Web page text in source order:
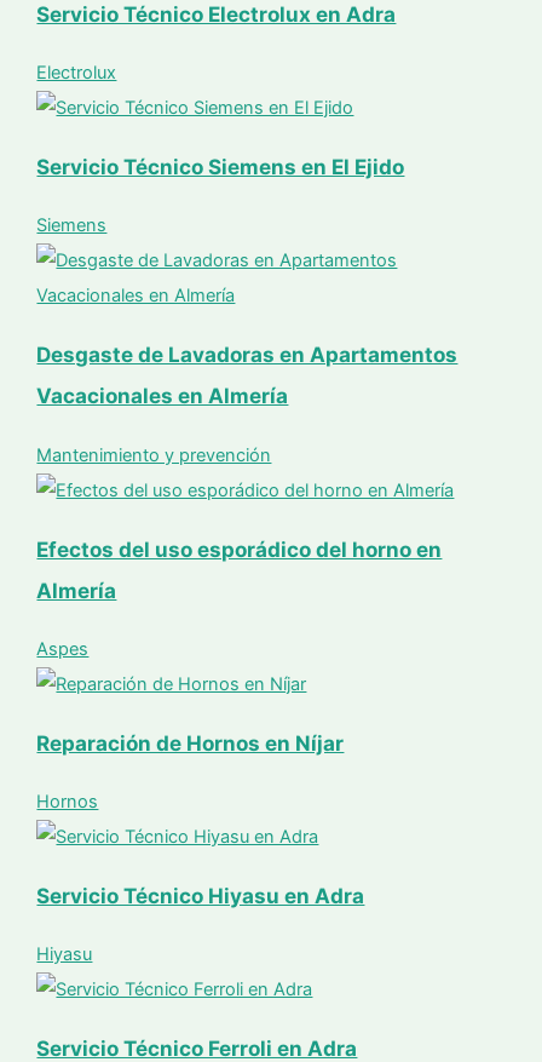
Servicio Técnico Electrolux en Adra
Electrolux
Servicio Técnico Siemens en El Ejido
Siemens
Desgaste de Lavadoras en Apartamentos
Vacacionales en Almería
Mantenimiento y prevención
Efectos del uso esporádico del horno en
Almería
Aspes
Reparación de Hornos en Níjar
Hornos
Servicio Técnico Hiyasu en Adra
Hiyasu
Servicio Técnico Ferroli en Adra